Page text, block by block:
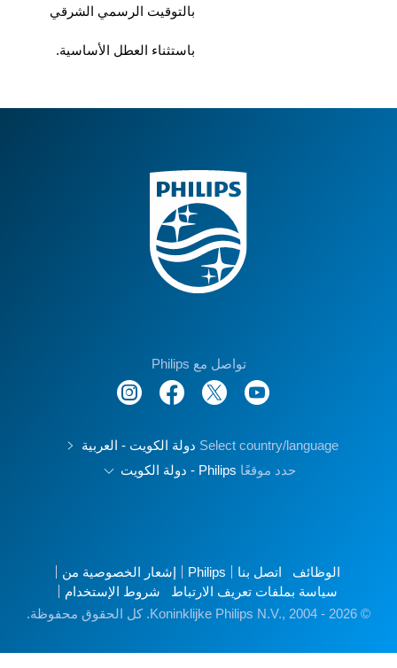
بالتوقيت الرسمي الشرقي
باستثناء العطل الأساسية.
تواصل مع Philips
Select country/language دولة الكويت - العربية
حدد موقعًاPhilips - دولة الكويت
الوظائف اتصل بنا Philips
إشعار الخصوصية من
سياسة بملفات تعريف الارتباط
شروط الإستخدام
© Koninklijke Philips N.V., 2004 - 2026. كل الحقوق محفوظة.